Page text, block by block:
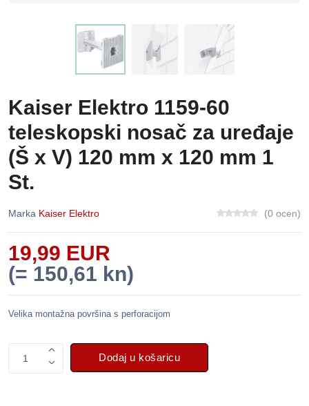
Kaiser Elektro 1159-60
teleskopski nosač za uređaje
(Š x V) 120 mm x 120 mm 1
St.
Marka Kaiser Elektro (0 ocen)
19,99 EUR
(= 150,61 kn)
Velika montažna površina s perforacijom
1 Dodaj u košaricu